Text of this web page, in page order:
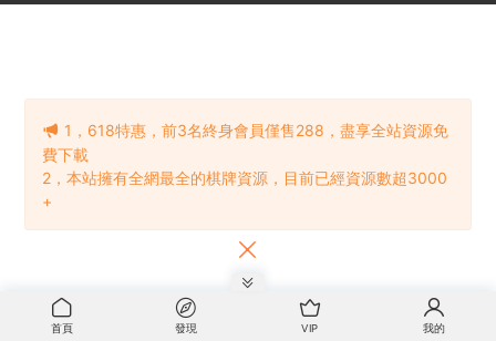
首頁 發現 VIP 我的
1，618特惠，前3名終身會員僅售288，盡享全站資源免
費下載
2，本站擁有全網最全的棋牌資源，目前已經資源數超3000
+